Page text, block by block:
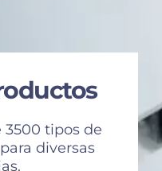
3500 tipos de
diversas